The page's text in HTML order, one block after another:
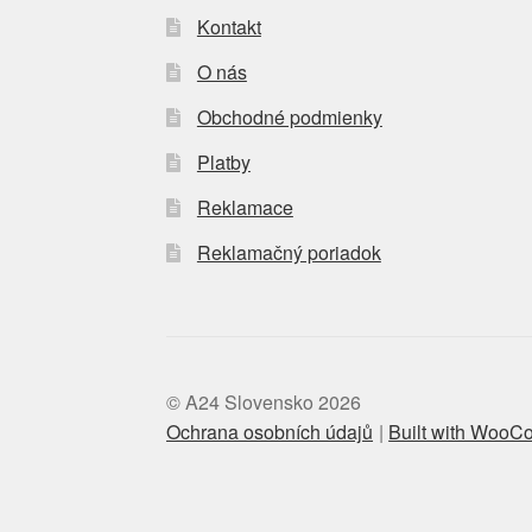
Kontakt
O nás
Obchodné podmienky
Platby
Reklamace
Reklamačný poriadok
© A24 Slovensko 2026
Ochrana osobních údajů
Built with